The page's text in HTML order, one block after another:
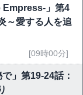
Empress-」第4
～愛する人を追
[09時00分]
」第19-24話：